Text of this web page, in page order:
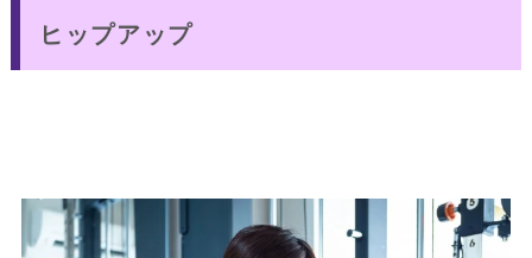
ヒップアップ